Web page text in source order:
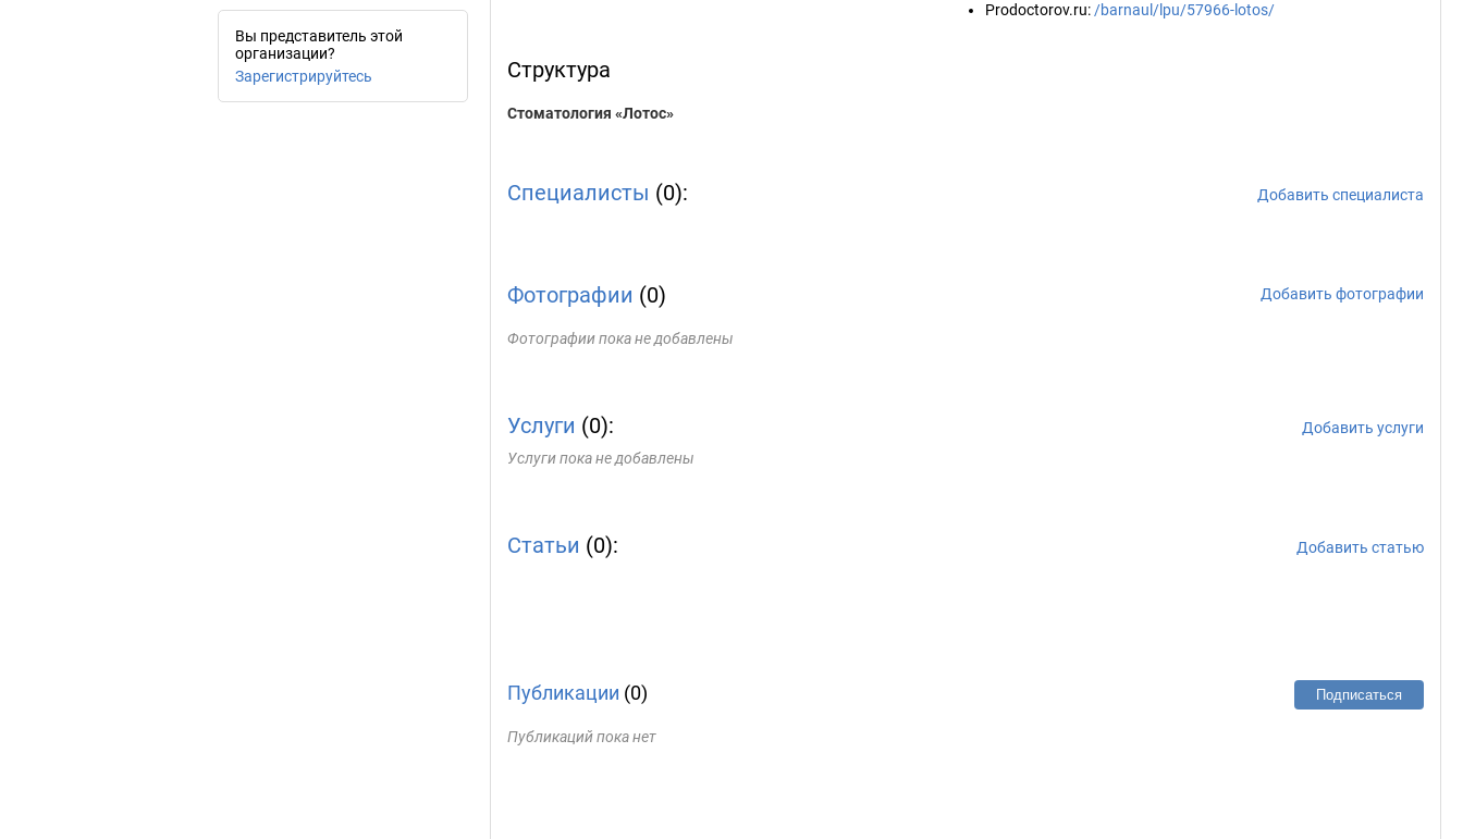
Вы представитель этой
организации?
Зарегистрируйтесь
Prodoctorov.ru: /barnaul/lpu/57966-lotos/
Структура
Стоматология «Лотос»
Специалисты (0): Добавить специалиста
Фотографии (0) Добавить фотографии
Фотографии пока не добавлены
Услуги (0):
Добавить услуги
Услуги пока не добавлены
Статьи (0): Добавить статью
Публикации (0) Подписаться
Публикаций пока нет